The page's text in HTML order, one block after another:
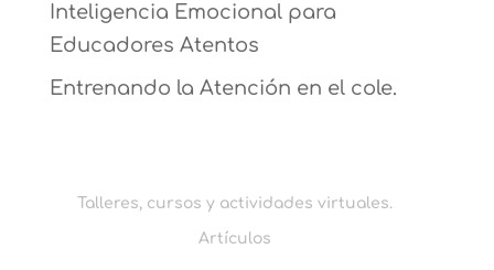
Inteligencia Emocional para
Educadores Atentos
Entrenando la Atención en el cole.
Talleres, cursos y actividades virtuales.
Artículos